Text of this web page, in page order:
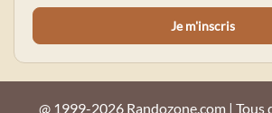
@ 1999-2026 Randozone.com | Tous